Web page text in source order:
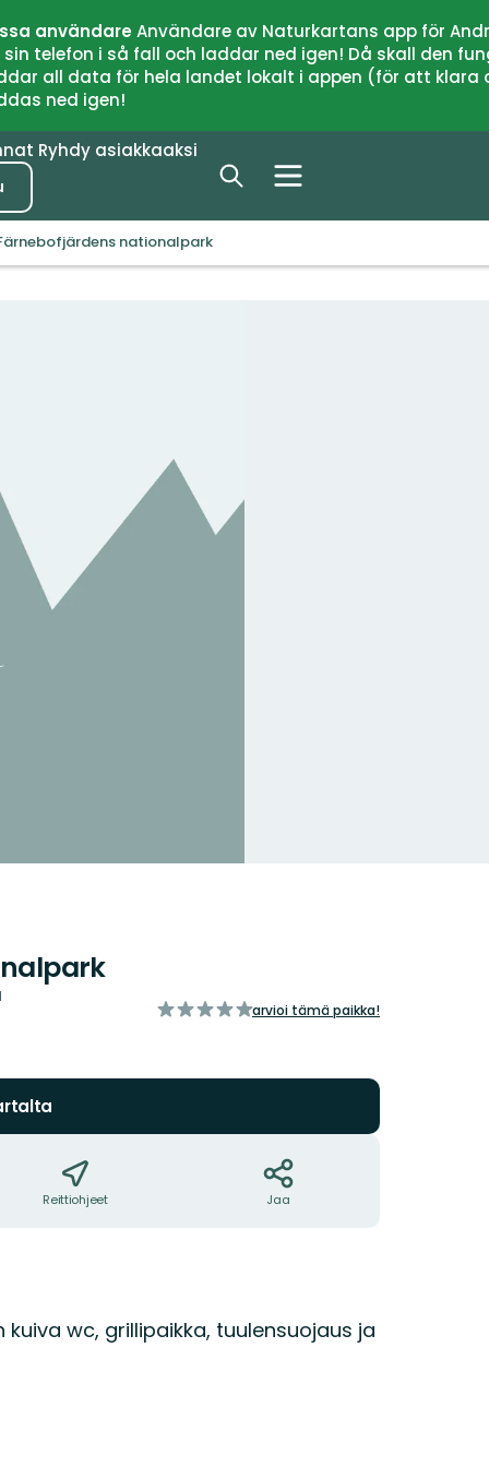
användareAnvändare av Naturkartans app för
telefon i så fall och laddar ned igen! Då skall den
all data för hela landet lokalt i appen (för att
ned igen!
Ryhdy asiakkaaksi
nationalpark
/5
arvioi tämä paikka!
Reittiohjeet Jaa
wc, grillipaikka, tuulensuojaus ja